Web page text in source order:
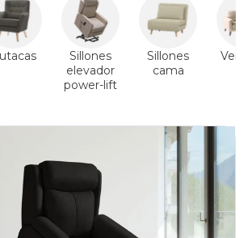
Sillones
elevador
power-lift
Sillones
cama
Ver